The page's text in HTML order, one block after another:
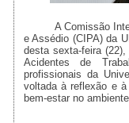
A Comissão
e Assédio (CIPA) da
desta sexta-feira
Acidentes de
profissionais da
voltada à reflexão e
bem-estar no